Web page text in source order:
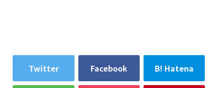
Twitter Facebook B! Hatena